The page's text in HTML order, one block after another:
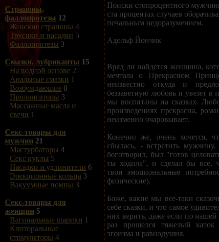
Страпоны,
фаллопротезы 12
Женские страпоны 4
Трусики и насадки 5
Фаллопротезы 3
Смазки, лубриканты 15
На водной основе 2
Анальные смазки 1
Возбуждающие 8
Пролонгаторы 3
Массажные масла и
свечи 1
Секс-товары для
мужчин 21
Мастурбаторы 4
Секс куклы 5
Насадки и удлинители 6
Эрекционные кольца 3
Вакуумные помпы 3
Секс-товары для
женщин 5
Вагинальные шарики 1
Клиторальные
стимуляторы 4
Поиски стопроцентного
ста процентах случаев
печальным недоразумением.
Адольф Йончик
Вряд ли найдется женщина,
мечтала о Прекрасном
неизвестно откуда и
беззаветную любовь и увезет в
мы воспитаны на сказках.
произведениях прекрасна,
неизменно очаровывает.
Конечно же, очень хочется,
сбылась, - встретить
боготворил, был "готов
ты ходила", и сделал бы все,
твои эмоциональные
физические).
Боже, какие мы все-таки
себе сказки, и что самое
них верить, даже если по
раз прошелся тяжелый
эгоизма и равнодушия.